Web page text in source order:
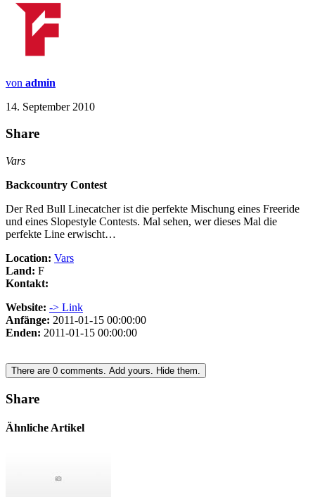
von admin
14. September 2010
Share
Vars
Backcountry Contest
Der Red Bull Linecatcher ist die perfekte Mischung eines Freeride
und eines Slopestyle Contests. Mal sehen, wer dieses Mal die
perfekte Line erwischt…
Location: Vars
Land: F
Kontakt:
Website: -> Link
Anfänge: 2011-01-15 00:00:00
Enden: 2011-01-15 00:00:00
There are 0 comments. Add yours. Hide them.
Share
Ähnliche Artikel